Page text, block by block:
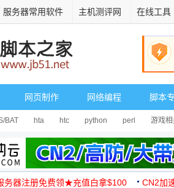
服务器常用软件 主机测评网 在线工具
网页制作 网络编程 脚本
BAT hta htc python perl 游戏
务器注册免费领★充值白拿$100 CN2加